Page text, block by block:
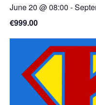
June 20 @ 08:00 -
€999.00